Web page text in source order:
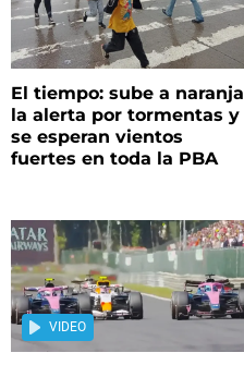
El tiempo: sube a naranja
la alerta por tormentas y
se esperan vientos
fuertes en toda la PBA
VIDEO